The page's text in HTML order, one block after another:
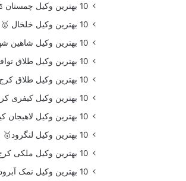
10 بهترین وکیل چمستان ⚖️ update 2026
10 بهترین وکیل خلخال 🥇【آپدیت جدید】⚖️
10 بهترین وکیل شاهین شهر🥇【آپدیت جدید】⚖️
10 بهترین وکیل طلاق توافقی کرج 🥇【آپدیت جدید】⚖️
10 بهترین وکیل طلاق کرج 🥇【آپدیت جدید】⚖️
10 بهترین وکیل کیفری کرج 🥇【آپدیت جدید】⚖️
10 بهترین وکیل لاهیجان کیست ؟🥇【آپدیت جدید】⚖️
10 بهترین وکیل لنگرود🥇【آپدیت جدید】⚖️
10 بهترین وکیل ملکی کرج 🥇【آپدیت جدید】⚖️
10 بهترین وکیل نمک آبرود 🥇【آپدیت جدید】⚖️